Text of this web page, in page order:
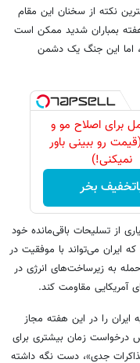
نکته از سخنان این مقام
بمباران شدید ممکن است
اما این جنگ یک دشمن
برای اصلاح مو و
رو ببینی باور
نمیکنی!)
بخر
از تسلیحات باقی‌مانده خود
که ایران می‌تواند با موفقیت در
به زیرساخت‌های انرژی در
آمریکایی مقاومت کند.
را در این هفته مجاز
درخواست زمان بیشتری برای
جدی»، دست نگه داشته